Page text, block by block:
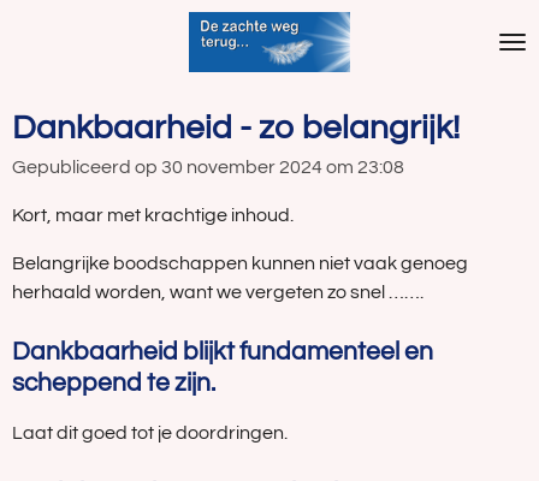
de
hoofdinhoud
Dankbaarheid - zo belangrijk!
Gepubliceerd op 30 november 2024 om 23:08
Kort, maar met krachtige inhoud.
Belangrijke boodschappen kunnen niet vaak genoeg
herhaald worden, want we vergeten zo snel …….
Dankbaarheid blijkt fundamenteel en
scheppend te zijn.
Laat dit goed tot je doordringen.